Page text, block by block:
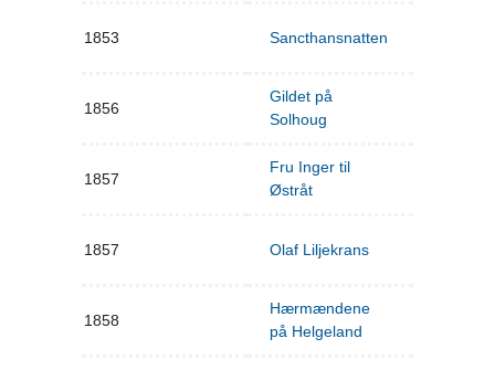
1853 Sancthansnatten
1856
Gildet på
Solhoug
1857
Fru Inger til
Østråt
1857 Olaf Liljekrans
1858
Hærmændene
på Helgeland